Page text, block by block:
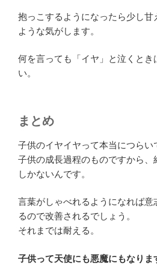
抱っこするようになったら少し甘
ような気がします。
何を言っても「イヤ」と泣くとき
い。
まとめ
子供のイヤイヤって本当につらい
子供の成長過程のものですから、
しかないんです。
言葉がしゃべれるようになれば意
るので改善されるでしょう。
それまでは耐える。
子供って天使にも悪魔にもなりま